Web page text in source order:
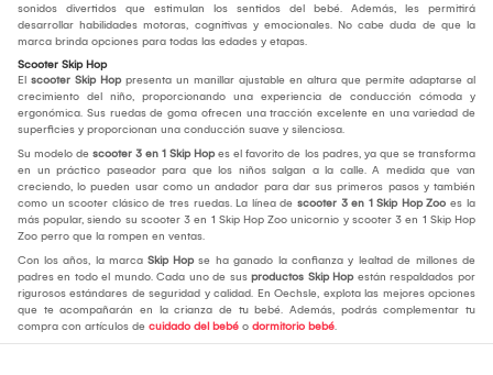
sonidos divertidos que estimulan los sentidos del bebé. Además, les permitirá
desarrollar habilidades motoras, cognitivas y emocionales. No cabe duda de que la
marca brinda opciones para todas las edades y etapas.
Scooter Skip Hop
El scooter Skip Hoppresenta un manillar ajustable en altura que permite adaptarse al
crecimiento del niño, proporcionando una experiencia de conducción cómoda y
ergonómica. Sus ruedas de goma ofrecen una tracción excelente en una variedad de
superficies y proporcionan una conducción suave y silenciosa.
Su modelo de scooter 3 en 1 Skip Hopes el favorito de los padres, ya que se transforma
en un práctico paseador para que los niños salgan a la calle. A medida que van
creciendo, lo pueden usar como un andador para dar sus primeros pasos y también
como un scooter clásico de tres ruedas. La línea de scooter 3 en 1 Skip Hop Zoo es la
más popular, siendo su scooter 3 en 1 Skip Hop Zoo unicornio y scooter 3 en 1 Skip Hop
Zoo perro que la rompen en ventas.
Con los años, la marca Skip Hopse ha ganado la confianza y lealtad de millones de
padres en todo el mundo. Cada uno de sus productos Skip Hopestán respaldados por
rigurosos estándares de seguridad y calidad. En Oechsle, explota las mejores opciones
que te acompañarán en la crianza de tu bebé. Además, podrás complementar tu
compra con artículos de cuidado del bebé o dormitorio bebé.